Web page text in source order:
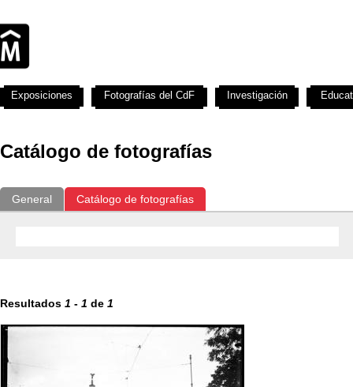
Catálogo de fotografías
General Catálogo de fotografías
Resultados 1 - 1 de 1
Exposiciones Fotografías del CdF Investigación